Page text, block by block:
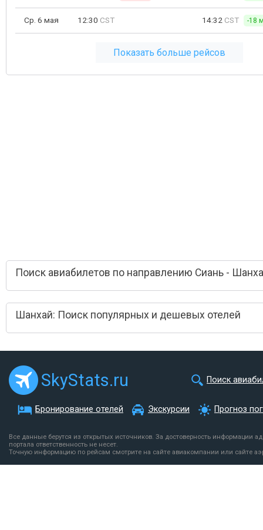
Ср. 6 мая 12:30 CST 14:32 CST -18
Показать больше рейсов
Поиск авиабилетов по направлению Сиань -
Шанхай: Поиск популярных и дешевых отелей
SkyStats.ru Поиск
Бронирование отелей Экскурсии Прогноз
Все данные берутся из открытых источников. За достоверность информации
портала ответственность не несет.
Точную информацию по рейсам смотрите на сайте авиакомпании или сайте